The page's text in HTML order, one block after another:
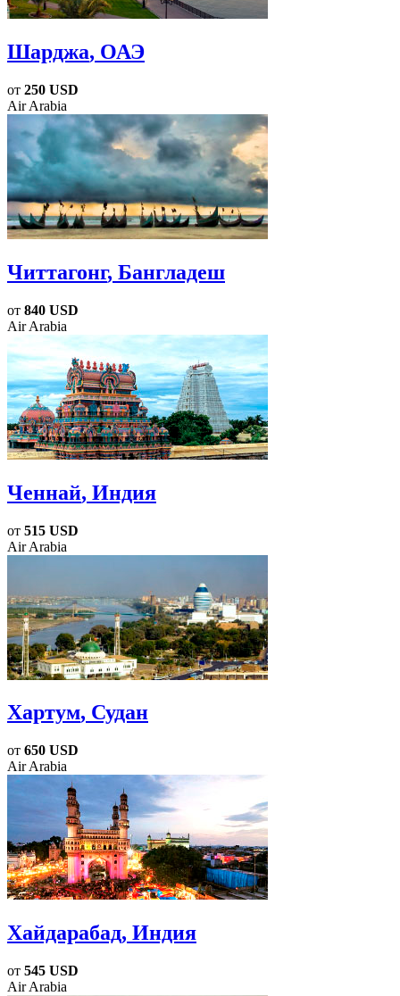
Шарджа, ОАЭ
от 250 USD
Air Arabia
Читтагонг, Бангладеш
от 840 USD
Air Arabia
Ченнай, Индия
от 515 USD
Air Arabia
Хартум, Судан
от 650 USD
Air Arabia
Хайдарабад, Индия
от 545 USD
Air Arabia